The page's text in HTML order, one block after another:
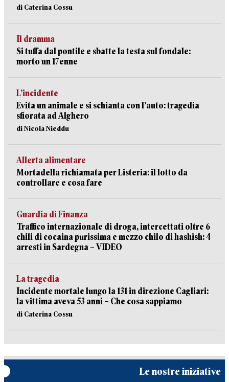
di Caterina Cossu
Il dramma
Si tuffa dal pontile e sbatte la testa sul fondale:
morto un 17enne
L’incidente
Evita un animale e si schianta con l’auto: tragedia
sfiorata ad Alghero
di Nicola Nieddu
Allerta alimentare
Mortadella richiamata per Listeria: il lotto da
controllare e cosa fare
Guardia di Finanza
Traffico internazionale di droga, intercettati oltre 6
chili di cocaina purissima e mezzo chilo di hashish: 4
arresti in Sardegna – VIDEO
La tragedia
Incidente mortale lungo la 131 in direzione Cagliari:
la vittima aveva 53 anni – Che cosa sappiamo
di Caterina Cossu
Le nostre iniziative